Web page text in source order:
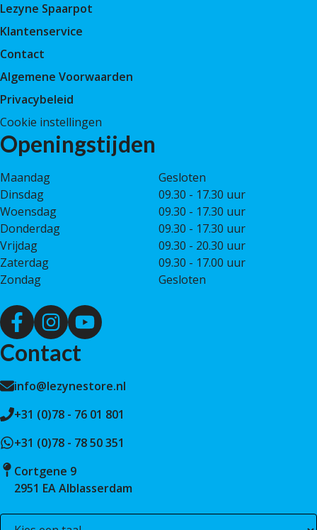
Lezyne Spaarpot
Klantenservice
Contact
Algemene Voorwaarden
Privacybeleid
Cookie instellingen
Openingstijden
Maandag
Gesloten
Dinsdag
09.30 - 17.30 uur
Woensdag
09.30 - 17.30 uur
Donderdag
09.30 - 17.30 uur
Vrijdag
09.30 - 20.30 uur
Zaterdag
09.30 - 17.00 uur
Zondag
Gesloten
Contact
info@lezynestore.nl
+31 (0)78 - 76 01 801
+31 (0)78 - 78 50 351
Cortgene 9
2951 EA Alblasserdam